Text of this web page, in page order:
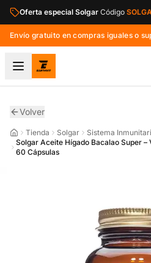
Saltar al contenido principal
Oferta especial Solgar Código
Envío gratuito en compras iguales o
Volver
Tienda Solgar
Sistema
Solgar Aceite Hígado Bacalao Super
60 Cápsulas